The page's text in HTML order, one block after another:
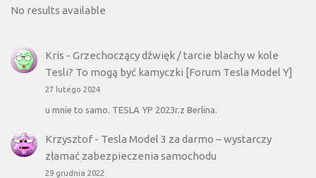
No results available
Kris - Grzechoczący dźwięk / tarcie blachy w kole
Tesli? To mogą być kamyczki [Forum Tesla Model Y]
27 lutego 2024
u mnie to samo. TESLA YP 2023r.z Berlina.
Krzysztof- Tesla Model 3 za darmo – wystarczy
złamać zabezpieczenia samochodu
29 grudnia 2022